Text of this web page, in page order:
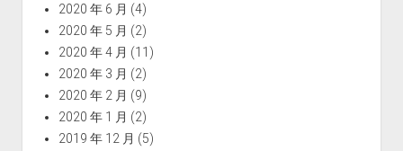
2020 年 6 月 (4)
2020 年 5 月 (2)
2020 年 4 月 (11)
2020 年 3 月 (2)
2020 年 2 月 (9)
2020 年 1 月 (2)
2019 年 12 月 (5)